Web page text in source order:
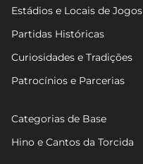
Estádios e Locais de Jogos
Partidas Históricas
Curiosidades e Tradições
Patrocínios e Parcerias
Categorias de Base
Hino e Cantos da Torcida